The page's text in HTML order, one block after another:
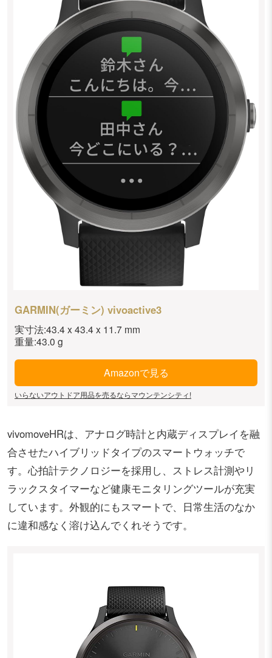
GARMIN(ガーミン) vivoactive3
実寸法:43.4 x 43.4 x 11.7 mm
重量:43.0 g
Amazonで見る
いらないアウトドア用品を売るならマウンテンシティ!
vivomoveHRは、アナログ時計と内蔵ディスプレイを融
合させたハイブリッドタイプのスマートウォッチで
す。心拍計テクノロジーを採用し、ストレス計測やリ
ラックスタイマーなど健康モニタリングツールが充実
しています。外観的にもスマートで、日常生活のなか
に違和感なく溶け込んでくれそうです。